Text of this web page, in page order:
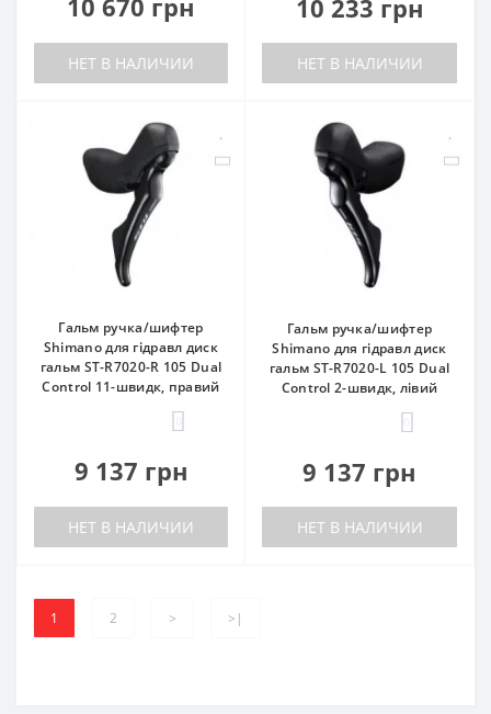
10 670 грн
НЕТ В НАЛИЧИИ
10 233 грн
НЕТ В НАЛИЧИИ
Гальм ручка/шифтер
Shimano для гідравл диск
гальм ST-R7020-R 105 Dual
Control 11-швидк, правий
9 137 грн
НЕТ В НАЛИЧИИ
Гальм ручка/шифтер
Shimano для гідравл диск
гальм ST-R7020-L 105 Dual
Control 2-швидк, лівий
9 137 грн
НЕТ В НАЛИЧИИ
1 2 > >|